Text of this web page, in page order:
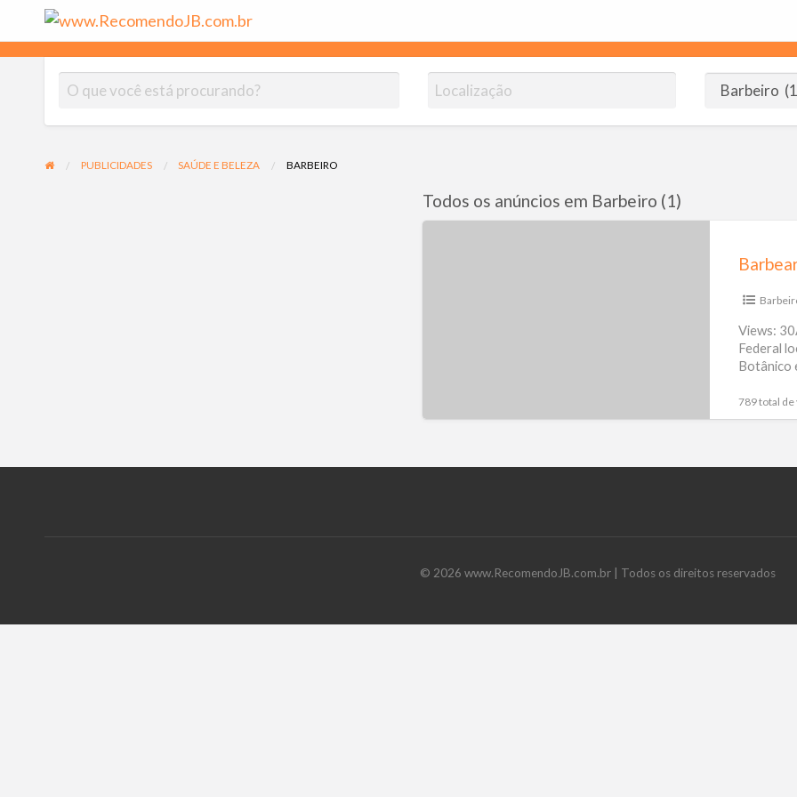
www.RecomendoJB.com.br
As melhores empresas indicadas por moradores do Jardim Botânico!
PUBLICIDADES SAÚDE E BELEZA BARBEIRO
Todos os anúncios em Barbeiro (1)
Views:
Federal
Botânico
789 total de
© 2026 www.RecomendoJB.com.br | Todos os direitos reservados